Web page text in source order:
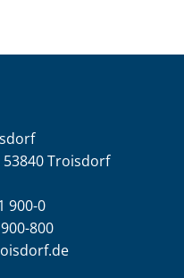
Troisdorf
900-0
800